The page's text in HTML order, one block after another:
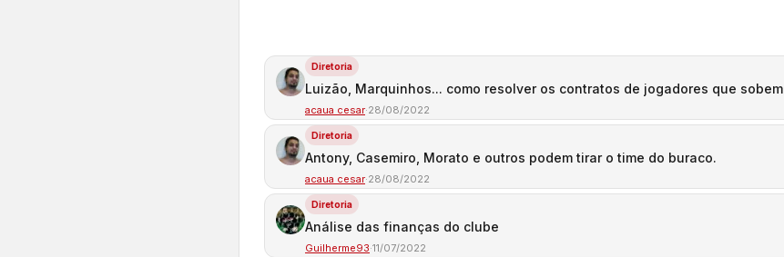
Diretoria
Luizão, Marquinhos... como resolver os contratos de jogadores que sobem
acaua cesar·28/08/2022
Diretoria
Antony, Casemiro, Morato e outros podem tirar o time do buraco.
acaua cesar·28/08/2022
Diretoria
Análise das finanças do clube
Guilherme93·11/07/2022